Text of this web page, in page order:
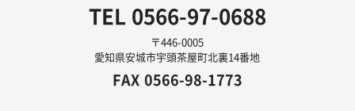
TEL 0566-97-0688
〒446-0005
愛知県安城市宇頭茶屋町北裏14番地
FAX 0566-98-1773